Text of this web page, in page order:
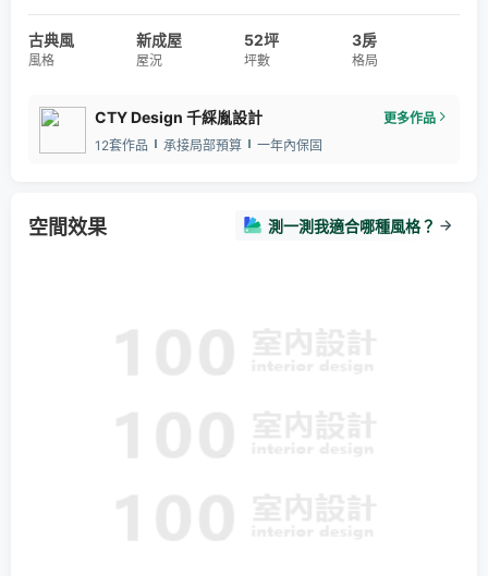
古典風
風格
新成屋
屋況
52坪
坪數
3房
格局
CTY Design 千綵胤設計
更多作品
12套作品
承接局部預算 一年內保固
空間效果 測一測我適合哪種風格？